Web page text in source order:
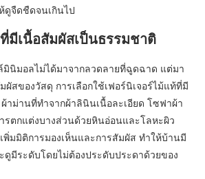
ดูจืดชืดจนเกินไป
มีเนื้อสัมผัสเป็นธรรมชาติ
มินิมอลไม่ได้มาจากลวดลายที่ฉูดฉาด แต่มา
สของวัสดุ การเลือกใช้เฟอร์นิเจอร์ไม้แท้ที่มี
าม่านที่ทำจากผ้าลินินเนื้อละเอียด โซฟาผ้า
รตกแต่งบางส่วนด้วยหินอ่อนและโลหะผิว
พิ่มมิติการมองเห็นและการสัมผัส ทำให้บ้านมี
มีระดับโดยไม่ต้องประดับประดาด้วยของ